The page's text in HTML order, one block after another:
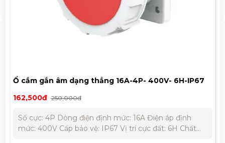
Ổ cắm gắn âm dạng thẳng 16A-4P- 400V- 6H-IP67
Nanoco NIS3142-6
162,500đ 250,000đ
Số cực: 4P Dòng điện định mức: 16A Điện áp định
mức: 400V Cấp bảo vệ: IP67 Vị trí cực đất: 6H Chất